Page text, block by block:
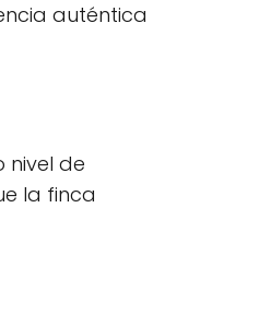
auténtica
nivel de
la finca